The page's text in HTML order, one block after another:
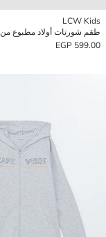
LCW Kids
طقم شورتات أولاد مطبوع من Sonic
599.00 EGP